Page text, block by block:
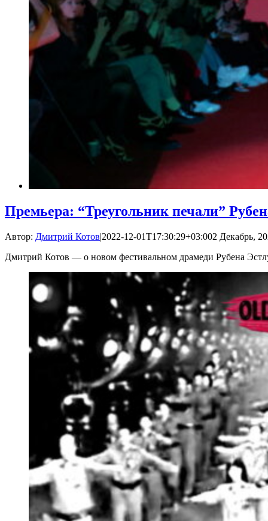
Премьера: “Треугольник печали”
Автор: Дмитрий Котов|2022-12-01T17:30:29+03:002 Декабрь,
Дмитрий Котов — о новом фестивальном драмеди Рубена